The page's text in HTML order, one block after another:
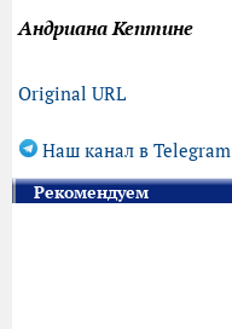
Андриана Кептине
Original URL
Наш канал в Telegram
Рекомендуем